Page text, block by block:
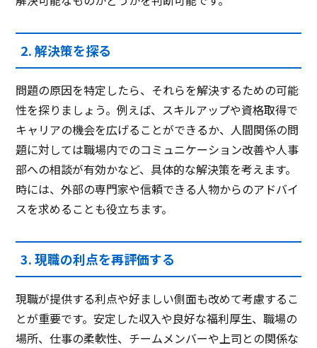
2. 解決策を探る
問題の原因を特定したら、それらを解決するための可能
性を探りましょう。例えば、スキルアップや資格取得で
キャリアの機会を広げることができるか、人間関係の問
題に対しては職場内でのコミュニケーション改善や人事
部への相談が有効かなど、具体的な解決策を考えます。
時には、外部の専門家や信頼できる人物からのアドバイ
スを求めることも役立ちます。
​​3. 現職の利点を再評価する
現職が提供する利点や好ましい側面も改めて考慮するこ
とが重要です。安定した収入や良好な福利厚生、職場の
場所、仕事の柔軟性、チームメンバーや上司との関係な